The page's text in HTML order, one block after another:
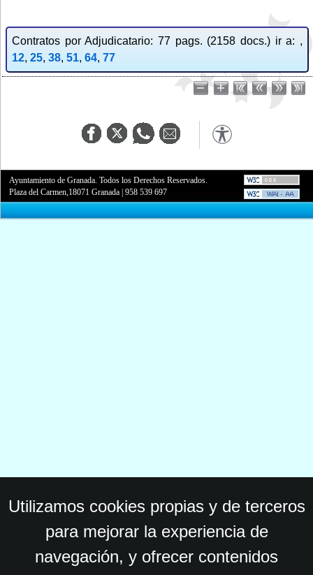
Contratos por Adjudicatario: 77 pags. (2158 docs.) ir a: ,
12, 25, 38, 51, 64, 77
Ayuntamiento de Granada. Todos los Derechos Reservados.
Plaza del Carmen,18071 Granada |958 539 697
Utilizamos cookies propias y de terceros
para mejorar la experiencia de
navegación, y ofrecer contenidos